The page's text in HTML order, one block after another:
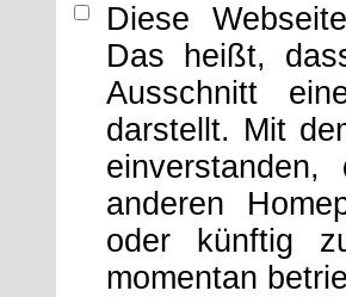
Diese
Das heißt,
Ausschnitt
darstellt. Mit
anderen
oder künftig
momentan